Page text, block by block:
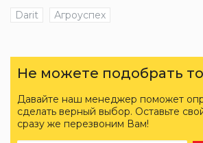
Darit Агроуспех
Не можете подобрать
Давайте наш менеджер поможет
сделать верный выбор. Оставьте
сразу же перезвоним Вам!